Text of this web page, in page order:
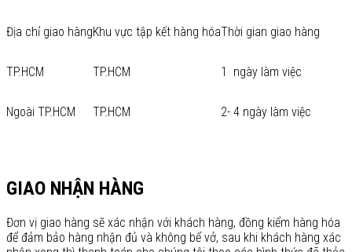
Địa chỉ giao hàngKhu vực tập kết hàng hóaThời gian giao hàng
TP.HCM TP.HCM 1 ngày làm việc
Ngoài TP.HCM TP.HCM 2- 4 ngày làm việc
GIAO NHẬN HÀNG
Đơn vị giao hàng sẽ xác nhận với khách hàng, đồng kiểm hàng hóa
để đảm bảo hàng nhận đủ và không bể vở, sau khi khách hàng xác